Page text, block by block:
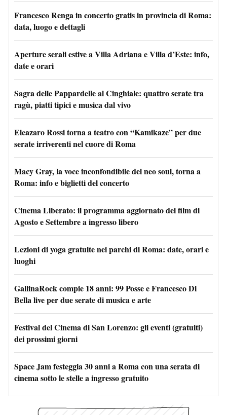
Francesco Renga in concerto gratis in provincia di Roma:
data, luogo e dettagli
Aperture serali estive a Villa Adriana e Villa d’Este: info,
date e orari
Sagra delle Pappardelle al Cinghiale: quattro serate tra
ragù, piatti tipici e musica dal vivo
Eleazaro Rossi torna a teatro con “Kamikaze” per due
serate irriverenti nel cuore di Roma
Macy Gray, la voce inconfondibile del neo soul, torna a
Roma: info e biglietti del concerto
Cinema Liberato: il programma aggiornato dei film di
Agosto e Settembre a ingresso libero
Lezioni di yoga gratuite nei parchi di Roma: date, orari e
luoghi
GallinaRock compie 18 anni: 99 Posse e Francesco Di
Bella live per due serate di musica e arte
Festival del Cinema di San Lorenzo: gli eventi (gratuiti)
dei prossimi giorni
Space Jam festeggia 30 anni a Roma con una serata di
cinema sotto le stelle a ingresso gratuito